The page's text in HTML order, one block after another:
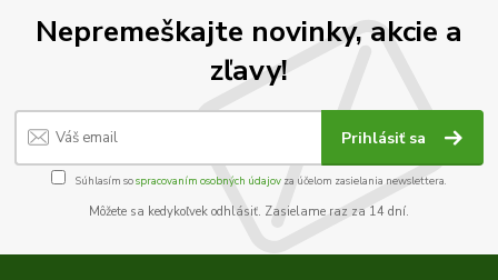
Nepremeškajte novinky, akcie a
zľavy!
Prihlásiť sa
Súhlasím sospracovaním osobných údajov za účelom zasielania newslettera.
Môžete sa kedykoľvek odhlásiť. Zasielame raz za 14 dní.